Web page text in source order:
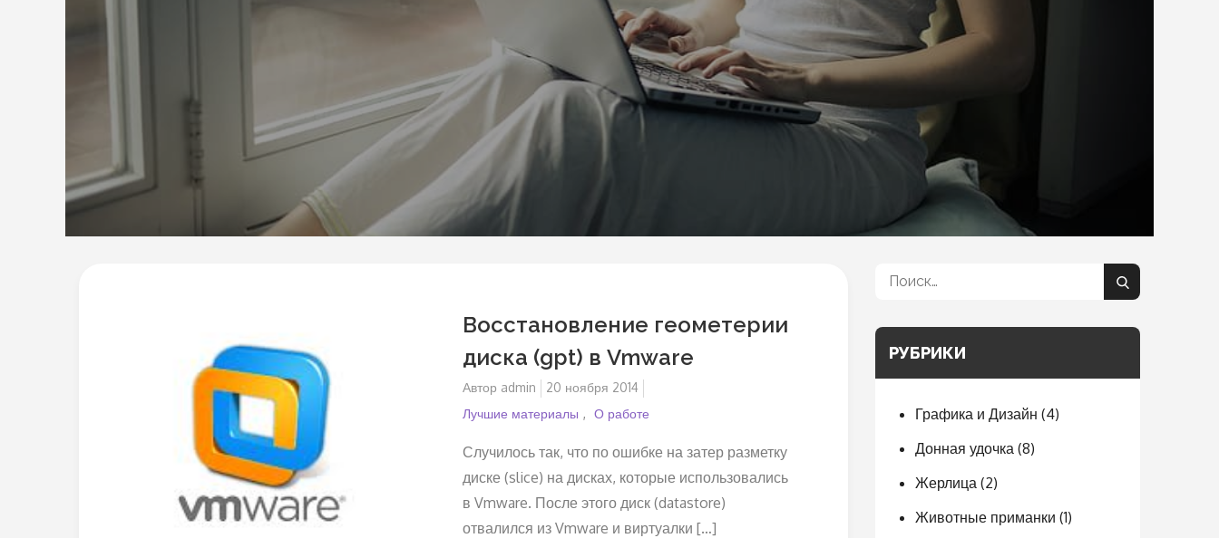
Восстановление геометерии
диска (gpt) в Vmware
Автор admin
Опубликовано
на
20 ноября 2014
Лучшие материалы
О работе
Случилось так, что по ошибке на затер разметку
диске (slice) на дисках, которые использовались
в Vmware. После этого диск (datastore)
отвалился из Vmware и виртуалки […]
Поиск:
Поиск
РУБРИКИ
Графика и Дизайн (4)
Донная удочка (8)
Жерлица (2)
Животные приманки (1)